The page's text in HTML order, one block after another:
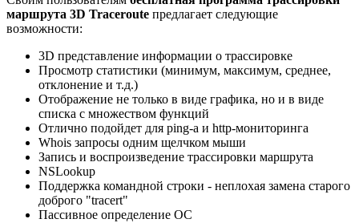
маршрута 3D Traceroute предлагает следующие
возможности:
3D представление информации о трассировке
Просмотр статистики (минимум, максимум, среднее,
отклонение и т.д.)
Отображение не только в виде графика, но и в виде
списка с множеством функций
Отлично подойдет для ping-а и http-мониторинга
Whois запросы одним щелчком мыши
Запись и воспроизведение трассировки маршрута
NSLookup
Поддержка командной строки - неплохая замена старого
доброго "tracert"
Пассивное определение ОС